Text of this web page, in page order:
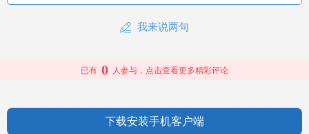
我来说两句
已有 0 人参与，点击查看更多精彩评论
下载安装手机客户端